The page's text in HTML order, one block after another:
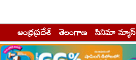
ఆంధ్రప్రదేశ్ తెలంగాణ సినిమా న్యూస్